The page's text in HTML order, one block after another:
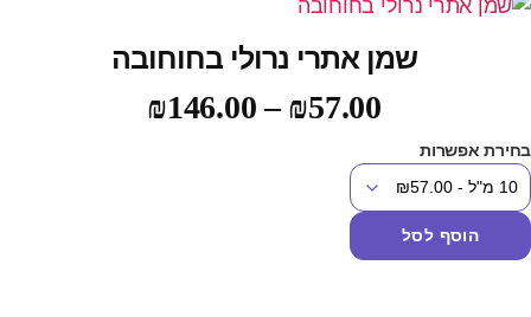
שמן אתרי נרולי בחוחובה
₪57.00
–
₪146.00
אפשרות
הוסף לסל